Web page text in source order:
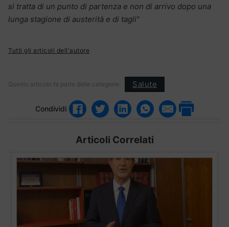
si tratta di un punto di partenza e non di arrivo dopo una
lunga stagione di austerità e di tagli”
Tutti gli articoli dell'autore
Questo articolo fa parte delle categorie: Salute
Condividi
Articoli Correlati